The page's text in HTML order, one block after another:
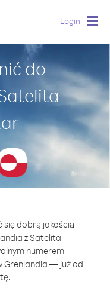
Login
do
się dobrą jakością
z Satelita
numerem
Grenlandia — już od